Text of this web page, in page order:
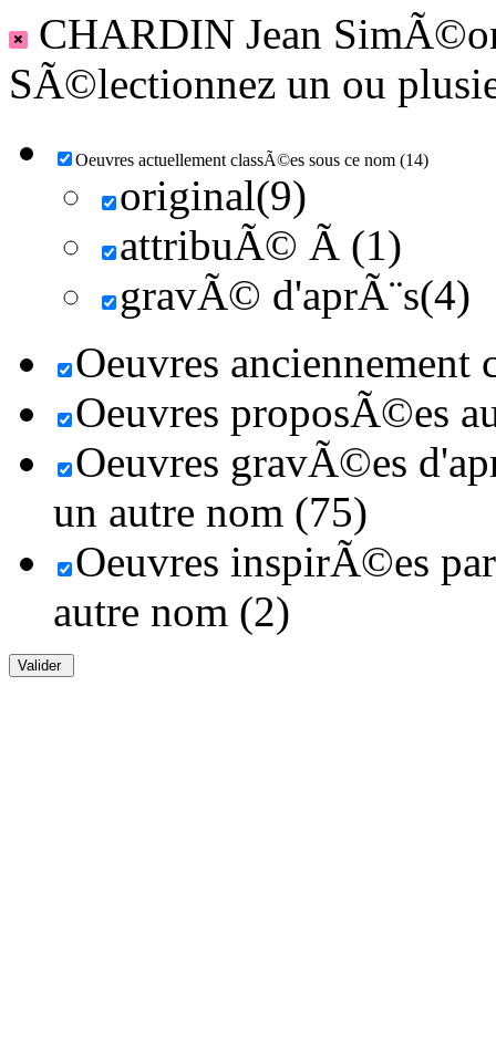
CHARDIN Jean
SÃ©lectionnez un ou
Oeuvres actuellement classÃ©es sous ce nom (14)
original(9)
attribuÃ© Ã (1)
gravÃ© d'aprÃ¨s(4)
Oeuvres anciennement
Oeuvres proposÃ©es
Oeuvres gravÃ©es
un autre nom (75)
Oeuvres inspirÃ©es
autre nom (2)
Valider